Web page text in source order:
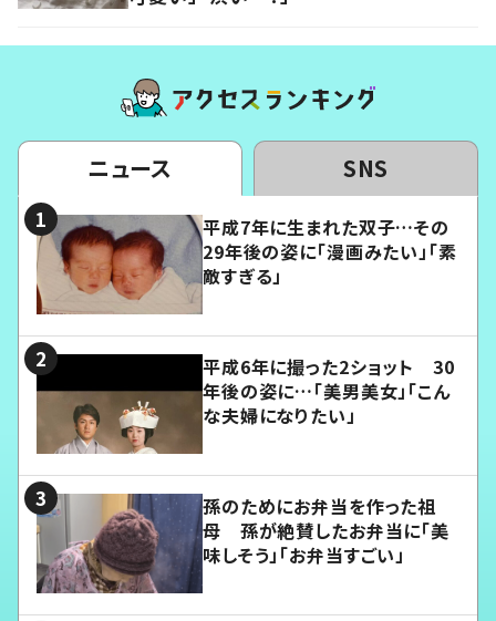
ニュース SNS
平成7年に生まれた双子…その
29年後の姿に「漫画みたい」「素
敵すぎる」
平成6年に撮った2ショット 30
年後の姿に…「美男美女」「こん
な夫婦になりたい」
孫のためにお弁当を作った祖
母 孫が絶賛したお弁当に「美
味しそう」「お弁当すごい」